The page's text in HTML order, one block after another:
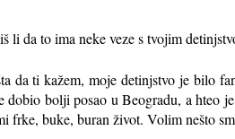
li da to ima neke veze s tvojim
da ti kažem, moje detinjstvo je bilo
dobio bolji posao u Beogradu, a hteo
frke, buke, buran život. Volim nešto